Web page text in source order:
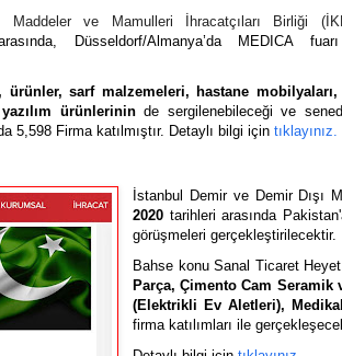
Maddeler ve Mamulleri İhracatçıları Birliği (
Düsseldorf/Almanya’da MEDICA
ürünler, sarf malzemeleri, hastane
ürünlerininde sergilenebileceği ve
5,598 Firma katılmıştır. Detaylı bilgi için tıklayınız.
İstanbul Demir ve Demir Dışı
2020 tarihleri arasında
görüşmeleri gerçekleştirilecektir.
Bahse konu Sanal Ticaret
Parça, Çimento Cam Seramik
(Elektrikli Ev Aletleri),
firma katılımları ile